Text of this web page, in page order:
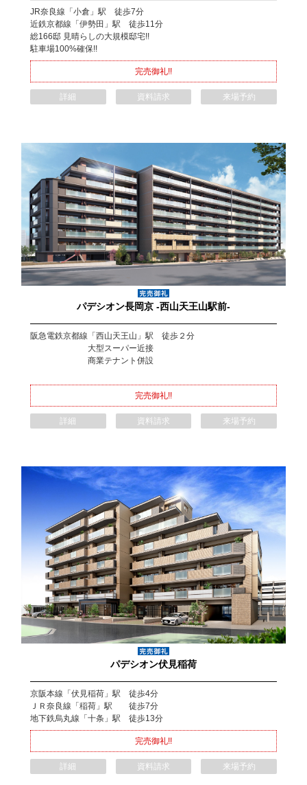
JR奈良線「小倉」駅 徒歩7分
近鉄京都線「伊勢田」駅 徒歩11分
総166邸 見晴らしの大規模邸宅!!
駐車場100%確保!!
完売御礼!!
詳細 資料請求 来場予約
パデシオン長岡京 -西山天王山駅前-
阪急電鉄京都線「西山天王山」駅 徒歩２分
大型スーパー近接
商業テナント併設
完売御礼!!
詳細 資料請求 来場予約
パデシオン伏見稲荷
京阪本線「伏見稲荷」駅 徒歩4分
ＪＲ奈良線「稲荷」駅 徒歩7分
地下鉄烏丸線「十条」駅 徒歩13分
完売御礼!!
詳細 資料請求 来場予約